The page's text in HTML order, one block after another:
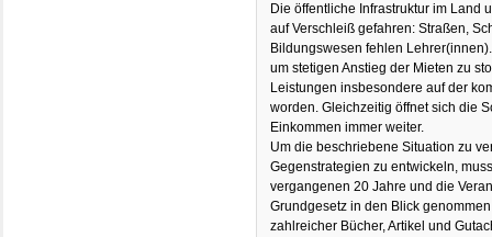
Die öffentliche Infrastruktur im Land
auf Verschleiß gefahren: Straßen,
Bildungswesen fehlen
um stetigen Anstieg der Mieten zu
Leistungen insbesondere auf der
worden. Gleichzeitig öffnet sich die
Einkommen immer weiter.
Um die beschriebene Situation zu
Gegenstrategien zu entwickeln,
vergangenen 20 Jahre und die
Grundgesetz in den Blick
zahlreicher Bücher, Artikel und